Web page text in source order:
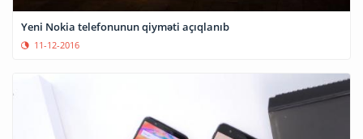
Yeni Nokia telefonunun qiyməti açıqlanıb
11-12-2016